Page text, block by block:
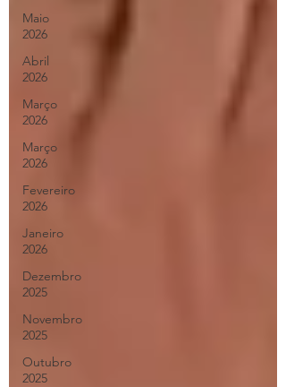
Maio
2026
Abril
2026
Março
2026
Março
2026
Fevereiro
2026
Janeiro
2026
Dezembro
2025
Novembro
2025
Outubro
2025